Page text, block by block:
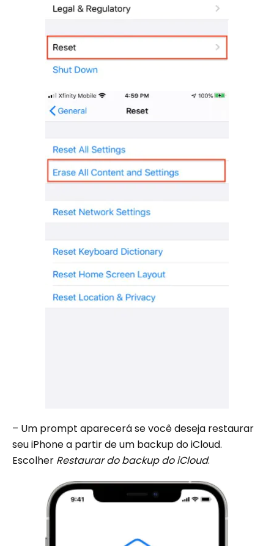
– Um prompt aparecerá se você deseja restaurar
seu iPhone a partir de um backup do iCloud.
Escolher Restaurar do backup do iCloud.